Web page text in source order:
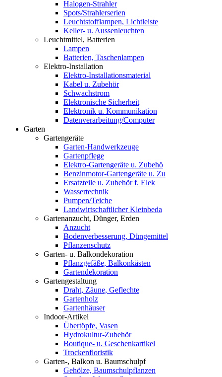
Halogen-Strahler
Spots/Strahlerserien
Leuchtstofflampen, Lichtleiste
Keller- u. Aussenleuchten
Leuchtmittel, Batterien
Lampen
Batterien, Taschenlampen
Elektro-Installation
Elektro-Installationsmaterial
Kabel u. Zubehör
Schwachstrom
Elektronische Sicherheit
Elektronik u. Kommunikation
Datenverarbeitung/Computer
Garten
Gartengeräte
Garten-Handwerkzeuge
Gartenpflege
Elektro-Gartengeräte u. Zubehö
Benzinmotor-Gartengeräte u. Zu
Ersatzteile u. Zubehör f. Elek
Wassertechnik
Pumpen/Teiche
Landwirtschaftlicher Kleinbeda
Gartenanzucht, Dünger, Erden
Anzucht
Bodenverbesserung, Düngemittel
Pflanzenschutz
Garten- u. Balkondekoration
Pflanzgefäße, Balkonkästen
Gartendekoration
Gartengestaltung
Draht, Zäune, Geflechte
Gartenholz
Gartenhäuser
Indoor-Artikel
Übertöpfe, Vasen
Hydrokultur-Zubehör
Boutique- u. Geschenkartikel
Trockenfloristik
Garten-, Balkon u. Baumschulpf
Gehölze, Baumschulpflanzen